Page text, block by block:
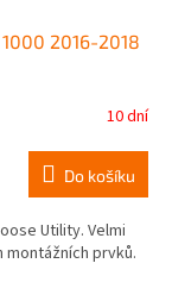
2016-2018
10 dní
Do košíku
Utility. Velmi
prvků.